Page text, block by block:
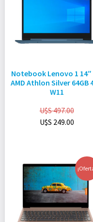
Notebook Lenovo 1 14″
AMD Athlon Silver 64GB
W11
U$S497.00
U$S 249.00